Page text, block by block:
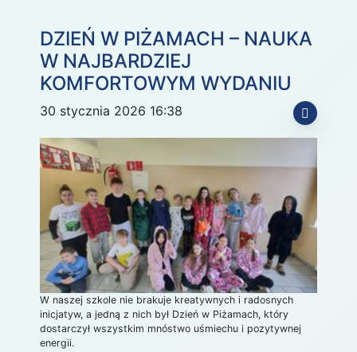
DZIEŃ W PIŻAMACH – NAUKA
W NAJBARDZIEJ
KOMFORTOWYM WYDANIU
30 stycznia 2026 16:38
W naszej szkole nie brakuje kreatywnych i radosnych
inicjatyw, a jedną z nich był Dzień w Piżamach, który
dostarczył wszystkim mnóstwo uśmiechu i pozytywnej
energii.